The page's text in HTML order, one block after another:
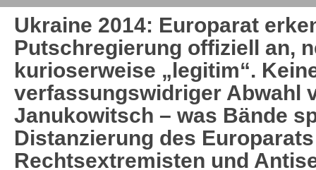
Ukraine 2014: Europarat
Putschregierung offiziell an,
kurioserweise „legitim“.
verfassungswidriger Abwahl
Janukowitsch – was Bände
Distanzierung des
Rechtsextremisten und